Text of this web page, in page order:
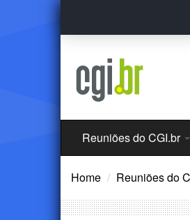
Ir
o
Menu
Reuniões do CGI.br
Home Reuniões do